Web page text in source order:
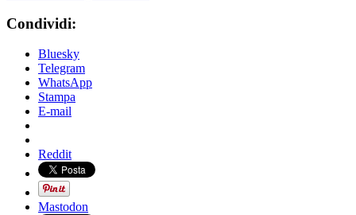
Condividi:
Bluesky
Telegram
WhatsApp
Stampa
E-mail
Reddit
Mastodon